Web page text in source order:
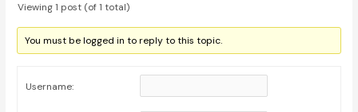
Viewing 1 post (of 1 total)
You must be logged in to reply to this topic.
Username: